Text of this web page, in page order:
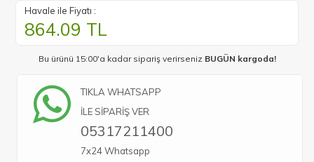
Havale ile Fiyatı :
864.09 TL
Bu ürünü 15:00'a kadar sipariş verirseniz BUGÜN kargoda!
TIKLA WHATSAPP
İLE SİPARİŞ VER
05317211400
7x24 Whatsapp